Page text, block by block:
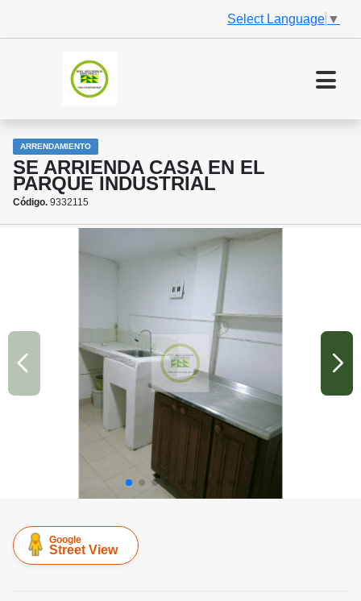
Select Language ▼
ARRENDAMIENTO
SE ARRIENDA CASA EN EL
PARQUE INDUSTRIAL
Código. 9332115
Google
Street View